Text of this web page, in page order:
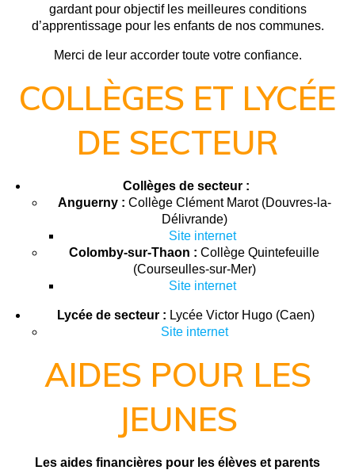
gardant pour objectif les meilleures conditions
d’apprentissage pour les enfants de nos communes.
Merci de leur accorder toute votre confiance.
COLLÈGES ET LYCÉE
DE SECTEUR
Collèges de secteur :
Anguerny : Collège Clément Marot (Douvres-la-
Délivrande)
Site internet
Colomby-sur-Thaon : Collège Quintefeuille
(Courseulles-sur-Mer)
Site internet
Lycée de secteur : Lycée Victor Hugo (Caen)
Site internet
AIDES POUR LES
JEUNES
Les aides financières pour les élèves et parents